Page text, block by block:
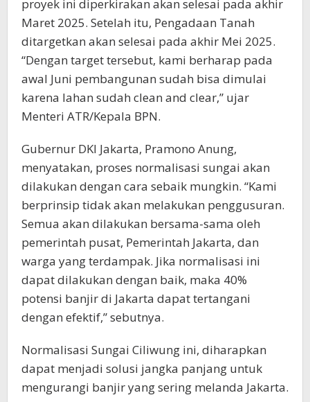
proyek ini diperkirakan akan selesai pada akhir
Maret 2025. Setelah itu, Pengadaan Tanah
ditargetkan akan selesai pada akhir Mei 2025.
“Dengan target tersebut, kami berharap pada
awal Juni pembangunan sudah bisa dimulai
karena lahan sudah clean and clear,” ujar
Menteri ATR/Kepala BPN.
Gubernur DKI Jakarta, Pramono Anung,
menyatakan, proses normalisasi sungai akan
dilakukan dengan cara sebaik mungkin. “Kami
berprinsip tidak akan melakukan penggusuran.
Semua akan dilakukan bersama-sama oleh
pemerintah pusat, Pemerintah Jakarta, dan
warga yang terdampak. Jika normalisasi ini
dapat dilakukan dengan baik, maka 40%
potensi banjir di Jakarta dapat tertangani
dengan efektif,” sebutnya.
Normalisasi Sungai Ciliwung ini, diharapkan
dapat menjadi solusi jangka panjang untuk
mengurangi banjir yang sering melanda Jakarta.